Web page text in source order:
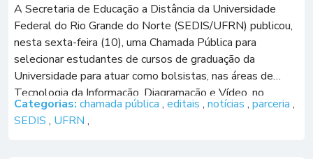
A Secretaria de Educação a Distância da Universidade
Federal do Rio Grande do Norte (SEDIS/UFRN) publicou,
nesta sexta-feira (10), uma Chamada Pública para
selecionar estudantes de cursos de graduação da
Universidade para atuar como bolsistas, nas áreas de
Tecnologia da Informação, Diagramação e Vídeo, no
Projeto “Brasil, essa é nossa praia”, desenvolvido pelo
Departamento de […]
Categorias: chamada pública , editais , notícias , parceria ,
SEDIS , UFRN ,